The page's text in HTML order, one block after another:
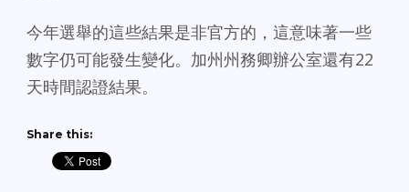
今年選舉的這些結果是非官方的，這意味著一些
數字仍可能發生變化。加州州務卿辦公室還有22
天時間認證結果。
Share this: